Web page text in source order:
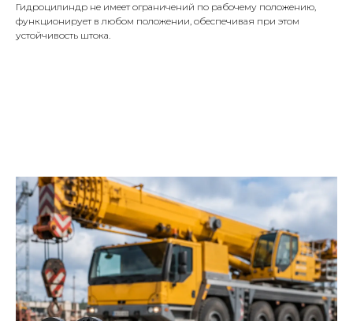
Гидроцилиндр не имеет ограничений по рабочему положению,
функционирует в любом положении, обеспечивая при этом
устойчивость штока.